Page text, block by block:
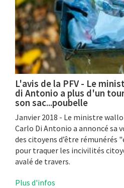
L'avis de la PFV - Le
di Antonio a plus d'un
son sac...poubelle
Janvier 2018 - Le ministre
Carlo Di Antonio a annoncé sa
des citoyens d’être
pour traquer les incivilités
avalé de travers.
Plus d'infos